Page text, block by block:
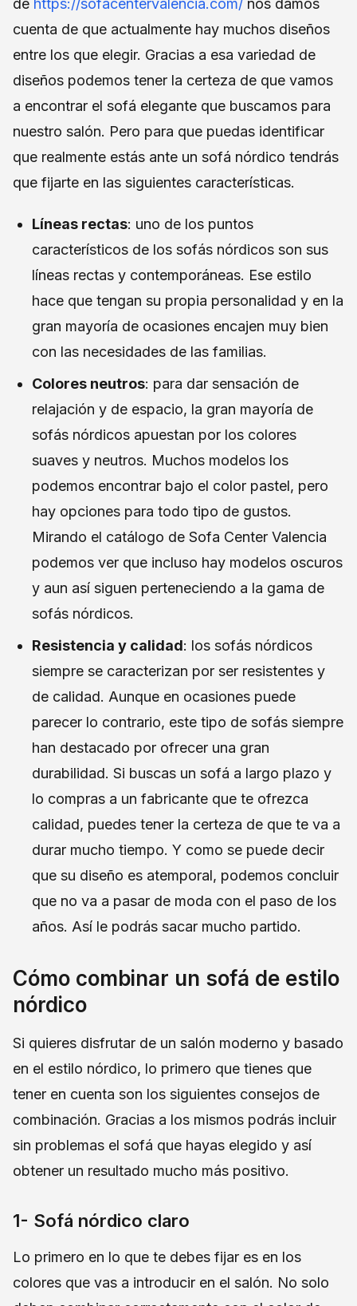
cuenta de que actualmente hay muchos diseños
entre los que elegir. Gracias a esa variedad de
diseños podemos tener la certeza de que vamos
a encontrar el sofá elegante que buscamos para
nuestro salón. Pero para que puedas identificar
que realmente estás ante un sofá nórdico tendrás
que fijarte en las siguientes características.
Líneas rectas: uno de los puntos
característicos de los sofás nórdicos son sus
líneas rectas y contemporáneas. Ese estilo
hace que tengan su propia personalidad y en la
gran mayoría de ocasiones encajen muy bien
con las necesidades de las familias.
Colores neutros: para dar sensación de
relajación y de espacio, la gran mayoría de
sofás nórdicos apuestan por los colores
suaves y neutros. Muchos modelos los
podemos encontrar bajo el color pastel, pero
hay opciones para todo tipo de gustos.
Mirando el catálogo de Sofa Center Valencia
podemos ver que incluso hay modelos oscuros
y aun así siguen perteneciendo a la gama de
sofás nórdicos.
Resistencia y calidad: los sofás nórdicos
siempre se caracterizan por ser resistentes y
de calidad. Aunque en ocasiones puede
parecer lo contrario, este tipo de sofás siempre
han destacado por ofrecer una gran
durabilidad. Si buscas un sofá a largo plazo y
lo compras a un fabricante que te ofrezca
calidad, puedes tener la certeza de que te va a
durar mucho tiempo. Y como se puede decir
que su diseño es atemporal, podemos concluir
que no va a pasar de moda con el paso de los
años. Así le podrás sacar mucho partido.
Cómo combinar un sofá de estilo
nórdico
Si quieres disfrutar de un salón moderno y basado
en el estilo nórdico, lo primero que tienes que
tener en cuenta son los siguientes consejos de
combinación. Gracias a los mismos podrás incluir
sin problemas el sofá que hayas elegido y así
obtener un resultado mucho más positivo.
1- Sofá nórdico claro
Lo primero en lo que te debes fijar es en los
colores que vas a introducir en el salón. No solo